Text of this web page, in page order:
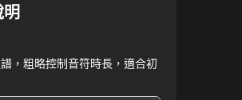
，粗略控制音符時長，適合初